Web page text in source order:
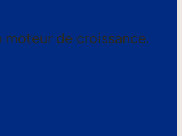
de croissance.